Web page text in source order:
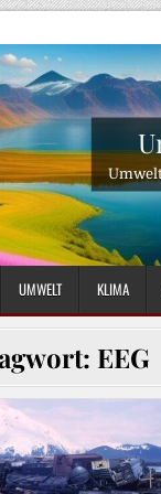
UMWELT KLIMA
EEG